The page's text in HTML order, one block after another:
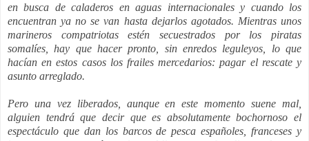
en busca de caladeros en aguas internacionales y cuando los
encuentran ya no se van hasta dejarlos agotados. Mientras unos
marineros compatriotas estén secuestrados por los piratas
somalíes, hay que hacer pronto, sin enredos leguleyos, lo que
hacían en estos casos los frailes mercedarios: pagar el rescate y
asunto arreglado.
Pero una vez liberados, aunque en este momento suene mal,
alguien tendrá que decir que es absolutamente bochornoso el
espectáculo que dan los barcos de pesca españoles, franceses y